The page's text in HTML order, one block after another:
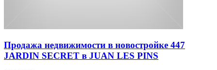
Продажа недвижимости в новостройке 447
JARDIN SECRET в JUAN LES PINS